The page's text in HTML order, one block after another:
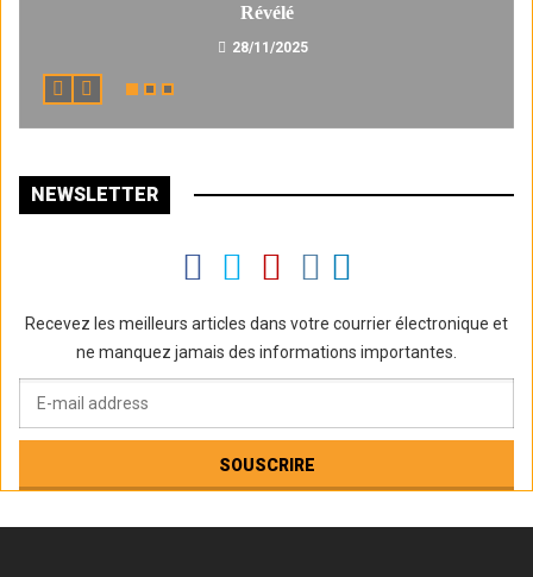
Révélé
28/11/2025
NEWSLETTER
Recevez les meilleurs articles dans votre courrier électronique et
ne manquez jamais des informations importantes.